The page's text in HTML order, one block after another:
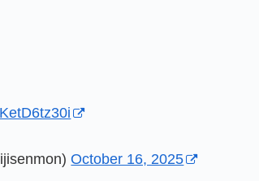
October 16, 2025